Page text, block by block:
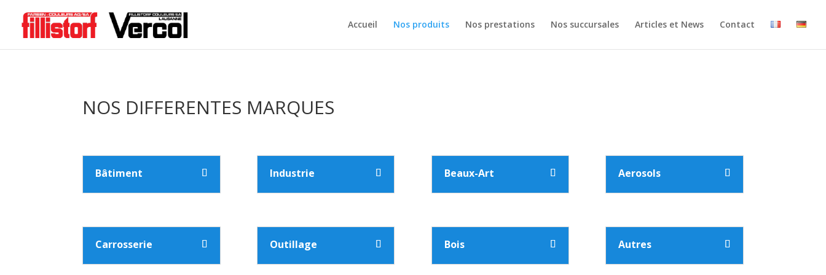
Accueil Nos produits Nos prestations Nos succursales Articles et News Contact
NOS DIFFERENTES MARQUES
Bâtiment Industrie Beaux-Art Aerosols
Carrosserie Outillage Bois Autres